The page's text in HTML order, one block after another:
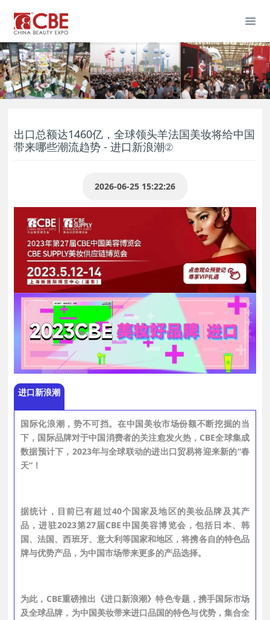
出口总额达1460亿，全球领头羊法国美妆将给中国
带来哪些潮流趋势 - 进口新浪潮②
2026-06-25 15:22:26
进口新浪潮
国际化浪潮，势不可挡。在中国美妆市场份额不断挖掘的当
下，国际品牌对于中国消费者的关注愈发火热，CBE全球集成
数据预计下，2023年与全球联动的进出口贸易将迎来新的“春
天”！
据统计，目前已有超过40个国家及地区的美妆品牌及其产
品，进驻2023第27届CBE中国美容博览会，包括日本、韩
国、法国、西班牙、意大利等国家和地区，将携各自的特色品
牌与优势产品，为中国市场带来更多的产品选择。
为此，CBE重磅推出《进口新浪潮》特色专题，携手国际市场
及全球品牌，为中国美妆带来进口品国的特色与优势，集合全